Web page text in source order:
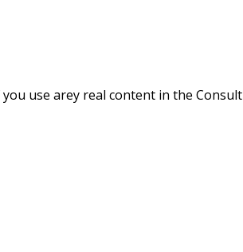
use arey real content in the